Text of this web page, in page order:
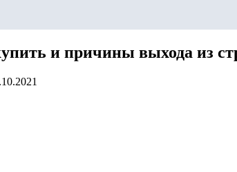
и причины выхода из